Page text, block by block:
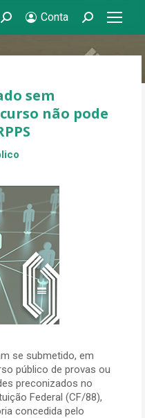
Search: Conta Search:
sem
não pode
se submetido, em
público de provas ou
preconizados no
Federal (CF/88),
concedida pelo